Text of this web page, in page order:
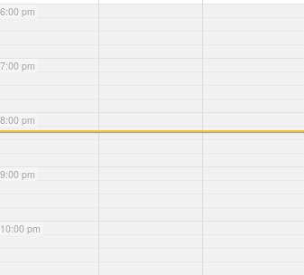
6:00 pm
7:00 pm
8:00 pm
9:00 pm
10:00 pm